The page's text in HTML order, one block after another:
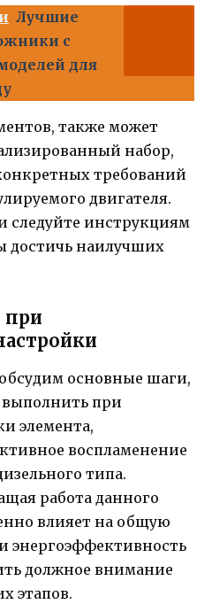
Лучшие
с
для
также может
набор,
требований
двигателя.
следуйте инструкциям
достичь наилучших
при
основные шаги,
при
элемента,
воспламенение
типа.
работа данного
влияет на общую
энергоэффективность
должное внимание
этапов.